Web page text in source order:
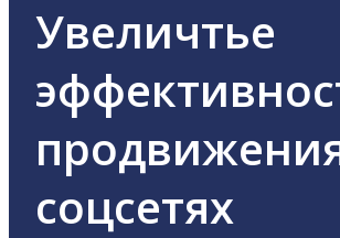
Увеличтье
соцсетях